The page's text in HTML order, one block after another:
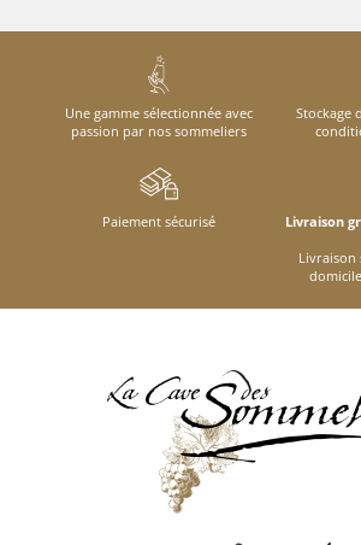
Une gamme sélectionnée avec
passion par nos sommeliers
Stockage
Paiement sécurisé
Livraison
Livraison